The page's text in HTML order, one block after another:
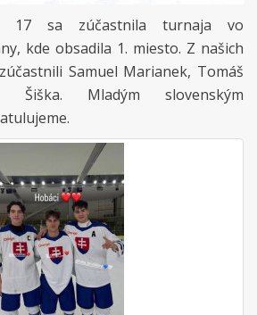
17 sa zúčastnila turnaja vo
kde obsadila 1. miesto. Z našich
Samuel Marianek, Tomáš
Mladým slovenským